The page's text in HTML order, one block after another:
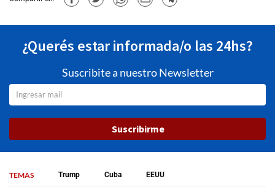
¿Querés estar informada/o las 24hs?
Suscribite a nuestro Newsletter
Suscribirme
TEMAS Trump Cuba EEUU